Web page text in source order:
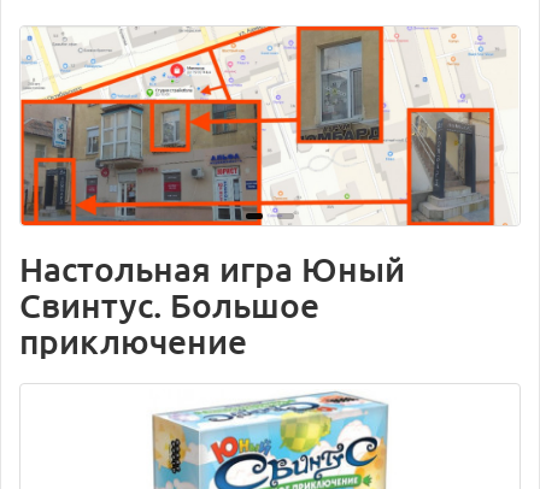
Настольная игра Юный
Свинтус. Большое
приключение